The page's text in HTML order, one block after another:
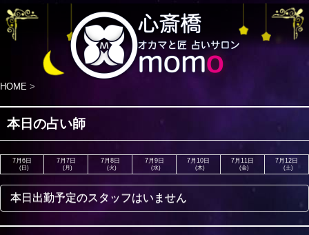
HOME >
本日の占い師
7月6日
(日)
7月7日
(月)
7月8日
(火)
7月9日
(水)
7月10日
(木)
7月11日
(金)
7月12日
(土)
本日出勤予定のスタッフはいません